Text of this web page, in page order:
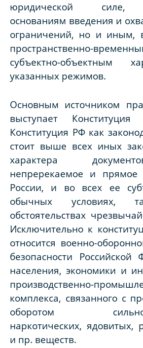
юридической силе,
основаниям введения и
ограничений, но и иным,
пространственно-
субъектно-объектным
указанных режимов.
Основным источником
выступает
Конституция РФ как
стоит выше всех иных
характера
непререкаемое и
России, и во всех ее
обычных
обстоятельствах
Исключительно к
относится военно-
безопасности Российской
населения, экономики и
производственно-
комплекса, связанного с
оборотом
наркотических, ядовитых,
и пр. веществ.